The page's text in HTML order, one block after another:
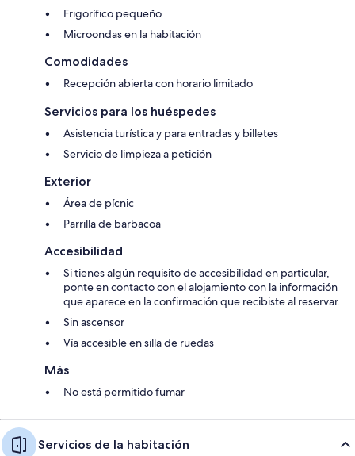
Frigorífico pequeño
Microondas en la habitación
Comodidades
Recepción abierta con horario limitado
Servicios para los huéspedes
Asistencia turística y para entradas y billetes
Servicio de limpieza a petición
Exterior
Área de pícnic
Parrilla de barbacoa
Accesibilidad
Si tienes algún requisito de accesibilidad en particular,
ponte en contacto con el alojamiento con la información
que aparece en la confirmación que recibiste al reservar.
Sin ascensor
Vía accesible en silla de ruedas
Más
No está permitido fumar
Servicios de la habitación